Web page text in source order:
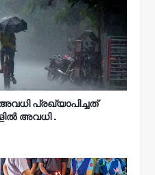
പ്രഖ്യാപിച്ചത്
അവധി .